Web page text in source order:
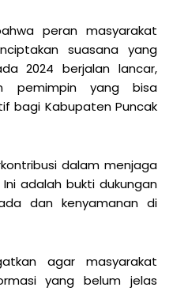
peran masyarakat
suasana yang
2024 berjalan lancar,
pemimpin yang bisa
bagi Kabupaten Puncak
dalam menjaga
adalah bukti dukungan
dan kenyamanan di
agar masyarakat
yang belum jelas